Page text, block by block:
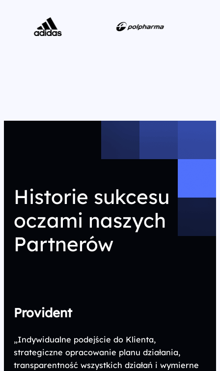
Historie sukcesu
oczami naszych
Partnerów
Provident
„Indywidualne podejście do Klienta,
strategiczne opracowanie planu działania,
transparentność wszystkich działań i wymierne